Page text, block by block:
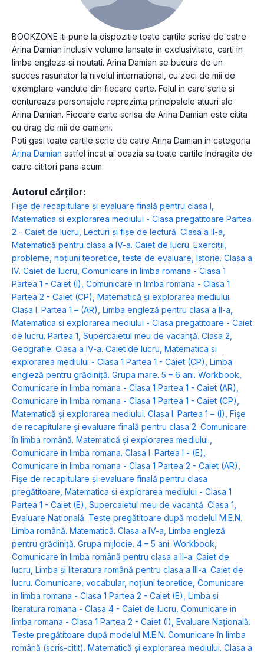
BOOKZONE iti pune la dispozitie toate cartile scrise de catre
Arina Damian inclusiv volume lansate in exclusivitate, carti in
limba engleza si noutati. Arina Damian se bucura de un
succes rasunator la nivelul international, cu zeci de mii de
exemplare vandute din fiecare carte. Felul in care scrie si
contureaza personajele reprezinta principalele atuuri ale
Arina Damian. Fiecare carte scrisa de Arina Damian este citita
cu drag de mii de oameni.
Poti gasi toate cartile scrie de catre Arina Damian in categoria
Arina Damian astfel incat ai ocazia sa toate cartile indragite de
catre cititori pana acum.
Autorul cărților:
Fişe de recapitulare şi evaluare finală pentru clasa I
Matematica si explorarea mediului - Clasa pregatitoare Partea
2 - Caiet de lucru Lecturi şi fişe de lectură. Clasa a II-a
Matematică pentru clasa a IV-a. Caiet de lucru. Exerciţii,
probleme, noţiuni teoretice, teste de evaluare Istorie. Clasa a
IV. Caiet de lucru Comunicare in limba romana - Clasa 1
Partea 1 - Caiet (I) Comunicare in limba romana - Clasa 1
Partea 2 - Caiet (CP) Matematică şi explorarea mediului.
Clasa I. Partea 1 – (AR) Limba engleză pentru clasa a II-a
Matematica si explorarea mediului - Clasa pregatitoare - Caiet
de lucru. Partea 1 Supercaietul meu de vacanță. Clasa 2
Geografie. Clasa a IV-a. Caiet de lucru Matematica si
explorarea mediului - Clasa 1 Partea 1 - Caiet (CP) Limba
engleză pentru grădiniţă. Grupa mare. 5 – 6 ani. Workbook
Comunicare in limba romana - Clasa 1 Partea 1 - Caiet (AR)
Comunicare in limba romana - Clasa 1 Partea 1 - Caiet (CP)
Matematică şi explorarea mediului. Clasa I. Partea 1 – (I) Fişe
de recapitulare şi evaluare finală pentru clasa 2. Comunicare
în limba română. Matematică şi explorarea mediului.
Comunicare in limba romana. Clasa I. Partea I - (E)
Comunicare in limba romana - Clasa 1 Partea 2 - Caiet (AR)
Fişe de recapitulare şi evaluare finală pentru clasa
pregătitoare Matematica si explorarea mediului - Clasa 1
Partea 1 - Caiet (E) Supercaietul meu de vacanță. Clasa 1
Evaluare Naţională. Teste pregătitoare după modelul M.E.N.
Limba română. Matematică. Clasa a IV-a Limba engleză
pentru grădiniţă. Grupa mijlocie. 4 – 5 ani. Workbook
Comunicare în limba română pentru clasa a II-a. Caiet de
lucru Limba și literatura română pentru clasa a III-a. Caiet de
lucru. Comunicare, vocabular, noţiuni teoretice Comunicare
in limba romana - Clasa 1 Partea 2 - Caiet (E) Limba si
literatura romana - Clasa 4 - Caiet de lucru Comunicare in
limba romana - Clasa 1 Partea 2 - Caiet (I) Evaluare Naţională.
Teste pregătitoare după modelul M.E.N. Comunicare în limba
română (scris-citit). Matematică și explorarea mediului. Clasa a